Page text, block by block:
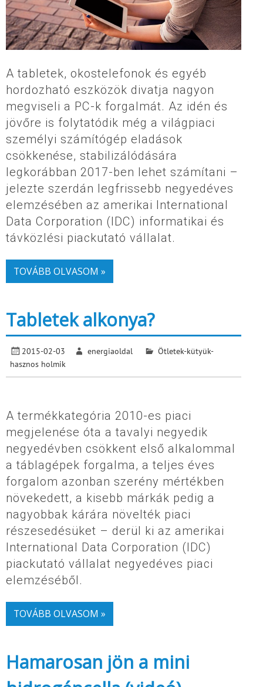
A tabletek, okostelefonok és egyéb
hordozható eszközök divatja nagyon
megviseli a PC-k forgalmát. Az idén és
jövőre is folytatódik még a világpiaci
személyi számítógép eladások
csökkenése, stabilizálódására
legkorábban 2017-ben lehet számítani –
jelezte szerdán legfrissebb negyedéves
elemzésében az amerikai International
Data Corporation (IDC) informatikai és
távközlési piackutató vállalat.
TOVÁBB OLVASOM »
Tabletek alkonya?
2015-02-03 energiaoldal
Ötletek-kütyük-
hasznos holmik
A termékkategória 2010-es piaci
megjelenése óta a tavalyi negyedik
negyedévben csökkent első alkalommal
a táblagépek forgalma, a teljes éves
forgalom azonban szerény mértékben
növekedett, a kisebb márkák pedig a
nagyobbak kárára növelték piaci
részesedésüket – derül ki az amerikai
International Data Corporation (IDC)
piackutató vállalat negyedéves piaci
elemzéséből.
TOVÁBB OLVASOM »
Hamarosan jön a mini